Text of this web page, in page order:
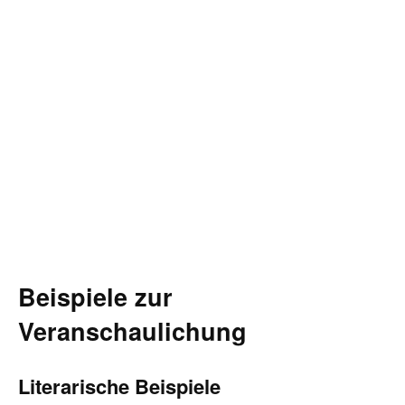
Beispiele zur
Veranschaulichung
Literarische Beispiele